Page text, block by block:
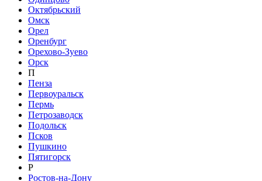
Октябрьский
Омск
Орел
Оренбург
Орехово-Зуево
Орск
П
Пенза
Первоуральск
Пермь
Петрозаводск
Подольск
Псков
Пушкино
Пятигорск
Р
Ростов-на-Дону